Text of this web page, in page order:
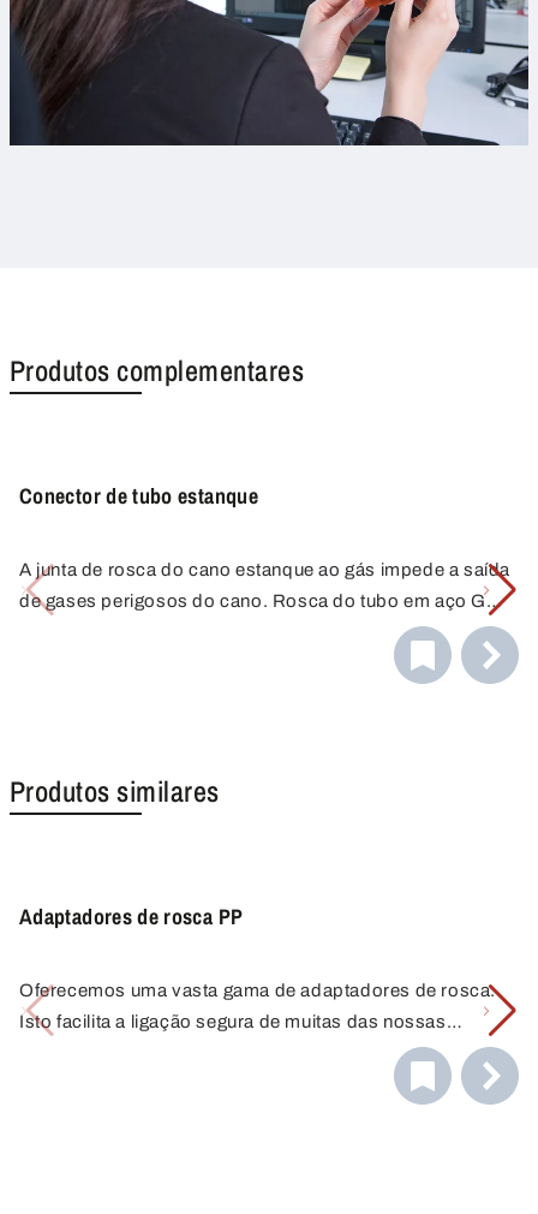
Produtos complementares
Conector de tubo estanque
A junta de rosca do cano estanque ao gás impede a saída
de gases perigosos do cano. Rosca do tubo em aço G2",
válvula anti-retorno com ligação de 1/8". Latão niquelado,
Os conectores de recipientes tornam a decantação ainda
mais fácil e segura, graças à sua ligação mais segura aos
Produtos similares
Adaptadores de rosca PP
Oferecemos uma vasta gama de adaptadores de rosca.
Isto facilita a ligação segura de muitas das nossas
bombas e torneiras de descarga a uma variedade de
contentores. Encontrará sempre a ligação correta graças